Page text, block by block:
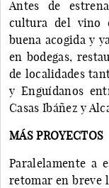
Antes de
cultura del vino
buena acogida y
en bodegas,
de localidades
y Enguídanos
Casas Ibáñez y
MÁS PROYECTOS
Paralelamente a
retomar en breve